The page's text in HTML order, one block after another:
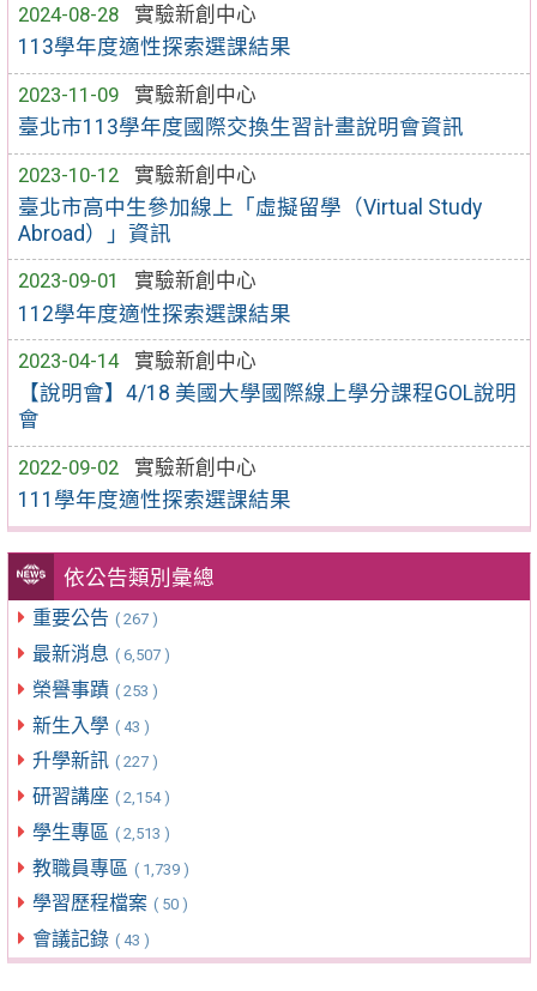
2024-08-28
實驗新創中心
113學年度適性探索選課結果
2023-11-09
實驗新創中心
臺北市113學年度國際交換生習計畫說明會資訊
2023-10-12
實驗新創中心
臺北市高中生參加線上「虛擬留學（Virtual Study
Abroad）」資訊
2023-09-01
實驗新創中心
112學年度適性探索選課結果
2023-04-14
實驗新創中心
【說明會】4/18 美國大學國際線上學分課程GOL說明
會
2022-09-02
實驗新創中心
111學年度適性探索選課結果
依公告類別彙總
重要公告 ( 267 )
最新消息 ( 6,507 )
榮譽事蹟 ( 253 )
新生入學 ( 43 )
升學新訊 ( 227 )
研習講座 ( 2,154 )
學生專區 ( 2,513 )
教職員專區 ( 1,739 )
學習歷程檔案 ( 50 )
會議記錄 ( 43 )